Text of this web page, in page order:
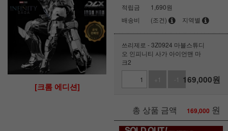
[크롬 에디션]
적립금
1,690원
배송비
(조건) 지역별
쓰리제로 - 3Z0924 마블스튜디
오 인피니티 사가 아이언맨 마
크2
+1
-1 169,000원
총 상품 금액 169,000 원